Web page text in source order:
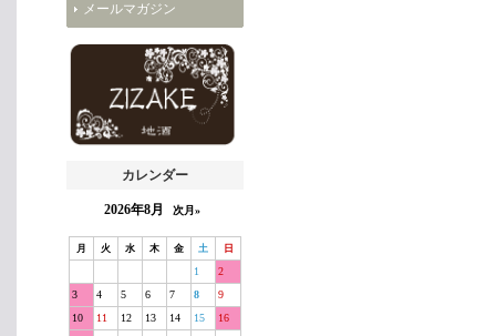
メールマガジン
カレンダー
2026年8月 次月»
月 火 水 木 金 土 日
1
2
3
4 5 6 7 8
9
10
11 12 13 14 15
16